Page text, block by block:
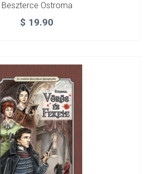
Beszterce Ostroma
$ 19.90